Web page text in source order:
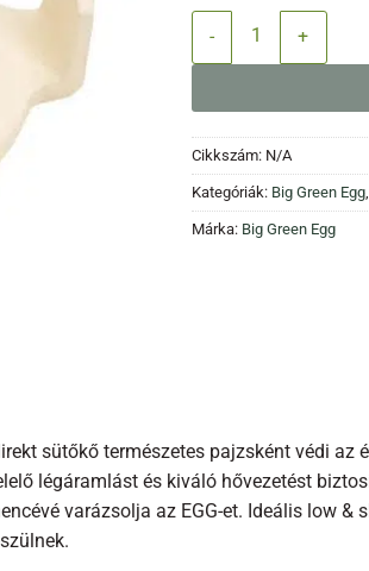
Indirekt sütőkő
Cikkszám: N/A
Kategóriák: Big Green Egg
Márka: Big Green Egg
sütőkő természetes pajzsként védi az
légáramlást és kiváló hővezetést
varázsolja az EGG-et. Ideális low